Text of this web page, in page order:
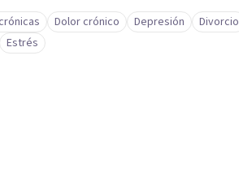
Dolor crónico Depresión Divorcio
Estrés